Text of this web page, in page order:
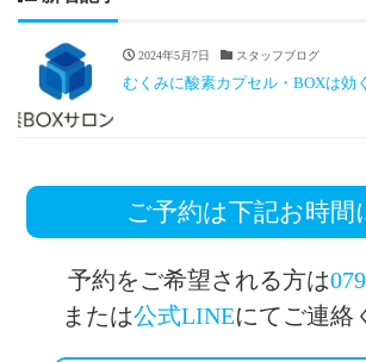
2024年5月7日 スタッフブログ
むくみに酸素カプセル・BOXは効
ご予約は下記お時間
予約をご希望される方は
または公式LINEにてご連絡